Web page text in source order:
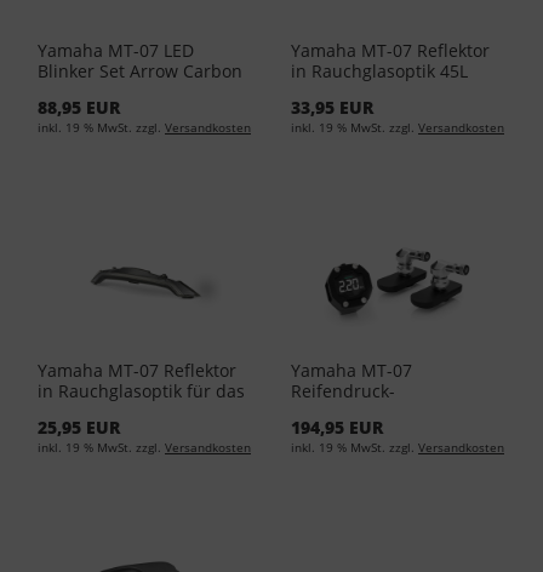
Yamaha MT-07 LED
Blinker Set Arrow Carbon
88,95 EUR
inkl. 19 % MwSt. zzgl. Versandkosten
Yamaha MT-07 Reflektor
in Rauchglasoptik 45L
00
33,95 EUR
inkl. 19 % MwSt. zzgl. Versandkosten
Yamaha MT-07 Reflektor
in Rauchglasoptik für das
S0-00
25,95 EUR
inkl. 19 % MwSt. zzgl. Versandkosten
Yamaha MT-07
Reifendruck-
HTPMK-00-00
194,95 EUR
inkl. 19 % MwSt. zzgl. Versandkosten